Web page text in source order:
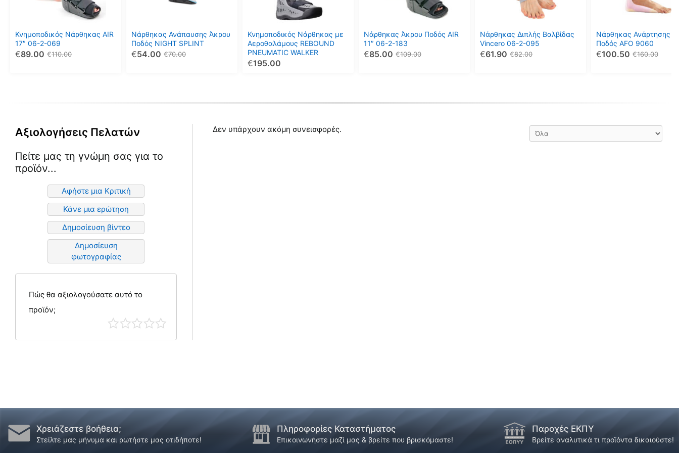
Κνημοποδικός Νάρθηκας AIR
17″ 06-2-069
110.00
€
89.00
€
μπορούν
να
επιλεγούν
Νάρθηκας Ανάπαυσης Άκρου
Ποδός NIGHT SPLINT
70.00
€
54.00
€
μπορούν
να
επιλεγούν
Κνημοποδικός Νάρθηκας με
Αεροθαλάμους REBOUND
PNEUMATIC WALKER
195.00
€
επιλογές
μπορούν
να
επιλεγούν
στη
Νάρθηκας Άκρου Ποδός AIR
11″ 06-2-183
109.00
€
85.00
€
μπορούν
να
επιλεγούν
Νάρθηκας Διπλής Βαλβίδας
Vincero 06-2-095
82.00
€
61.90
€
μπορούν
να
επιλεγούν
Νάρθηκας Ανάρτησης
Ποδός AFO 9060
160.00
€
100.50
€
μπορούν
να
επιλεγούν
Αξιολογήσεις Πελατών
Πείτε μας τη γνώμη σας για το
προϊόν...
Αφήστε μια Κριτική
Κάνε μια ερώτηση
Δημοσίευση βίντεο
Δημοσίευση
φωτογραφίας
Πώς θα αξιολογούσατε αυτό το
προϊόν;
Δεν υπάρχουν ακόμη συνεισφορές.
Χρειάζεστε βοήθεια;
Στείλτε μας μήνυμα και ρωτήστε μας οτιδήποτε!
Πληροφορίες Καταστήματος
Επικοινωνήστε μαζί μας & βρείτε που βρισκόμαστε!
Παροχές ΕΚΠΥ
Βρείτε αναλυτικά τι προϊόντα δικαιούστε!